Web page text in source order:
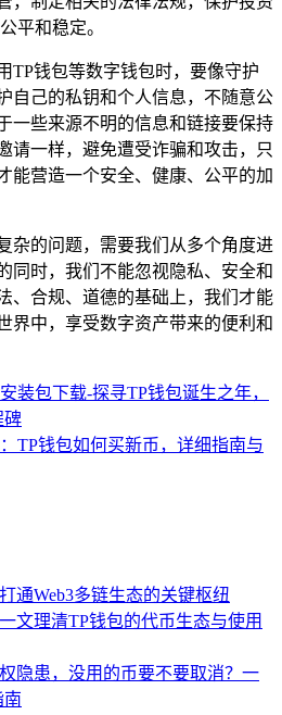
平和稳定。
TP钱包等数字钱包时，要像守护
自己的私钥和个人信息，不随意公
一些来源不明的信息和链接要保持
请一样，避免遭受诈骗和攻击，只
能营造一个安全、健康、公平的加
杂的问题，需要我们从多个角度进
同时，我们不能忽视隐私、安全和
、合规、道德的基础上，我们才能
界中，享受数字资产带来的便利和
装包下载-探寻TP钱包诞生之年，
碑
TP钱包如何买新币，详细指南与
通Web3多链生态的关键枢纽
文理清TP钱包的代币生态与使用
隐患，没用的币要不要取消？一
南